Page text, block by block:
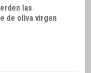
las
de oliva virgen